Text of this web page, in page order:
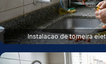
Instalacao de torneira